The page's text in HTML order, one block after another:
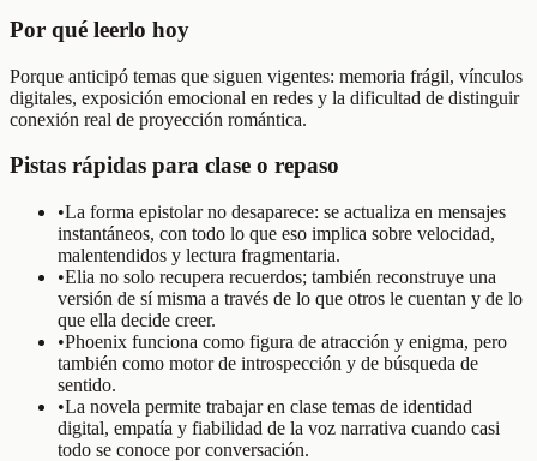
Por qué leerlo hoy
Porque anticipó temas que siguen vigentes: memoria frágil, vínculos
digitales, exposición emocional en redes y la dificultad de distinguir
conexión real de proyección romántica.
Pistas rápidas para clase o repaso
•La forma epistolar no desaparece: se actualiza en mensajes
instantáneos, con todo lo que eso implica sobre velocidad,
malentendidos y lectura fragmentaria.
•Elia no solo recupera recuerdos; también reconstruye una
versión de sí misma a través de lo que otros le cuentan y de lo
que ella decide creer.
•Phoenix funciona como figura de atracción y enigma, pero
también como motor de introspección y de búsqueda de
sentido.
•La novela permite trabajar en clase temas de identidad
digital, empatía y fiabilidad de la voz narrativa cuando casi
todo se conoce por conversación.